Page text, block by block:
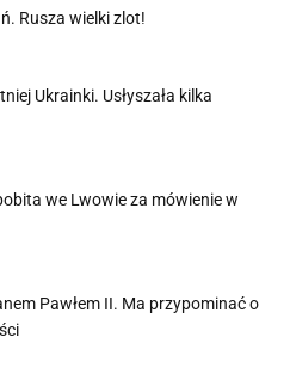
Rusza wielki zlot!
Ukrainki. Usłyszała kilka
we Lwowie za mówienie w
Pawłem II. Ma przypominać o